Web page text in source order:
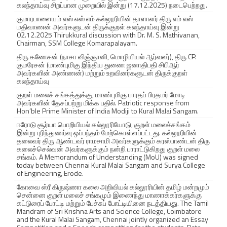
கலந்தாய்வு சிறப்பான முறையில் இன்று (17.12.2025) நடைபெற்றது.
குமாரபாளையம் எஸ் எஸ் எம் கல்லூரியின் தாளாளர் திரு எம் எஸ்
மதிவாணன் அவர்களுடன் திருக்குறள் கலந்தாய்வு இன்று
02.12.2025 Thirukkural discussion with Dr. M. S. Mathivanan,
Chairman, SSM College Komarapalayam.
திரு கணேசன் (நாசா விஞ்ஞானி, மொழியியல் ஆர்வலர்), திரு CP.
குமரேசன் (மாண்புமிகு இந்திய துணை ஜனாதிபதி சிபிஆர்
அவர்களின் அண்ணன்) மற்றும் உறவினர்களுடன் திருக்குறள்
கலந்தாய்வு
குறள் மலைச் சங்கத்துக்கு, மாண்புமிகு பாரதப் பிரதமர் மோடி
அவர்களின் தேசப்பற்று மிக்க பதில். Patriotic response from
Hon’ble Prime Minister of India Modiji to Kural Malai Sangam.
ஈரோடு சூர்யா பொறியியல் கல்லூரியோடு, குறள் மலைச்சங்கம்
இன்று புரிந்துணர்வு ஒப்பந்தம் மேற்கொள்ளப்பட்டது. கல்லூரியின்
தலைவர் திரு ஆண்டவர் ராமசாமி அவர்களுக்கும் கரஸ்பாண்டன் திரு
கலைச்செல்வன் அவர்களுக்கும் நன்றி பாராட்டுகிறது குறள் மலை
சங்கம். A Memorandum of Understanding (MoU) was signed
today between Chennai Kural Malai Sangam and Surya College
of Engineering, Erode.
கோவை ஸ்ரீ கிருஷ்ணா கலை அறிவியல் கல்லூரியின் தமிழ் மன்றமும்
சென்னை குறள் மலைச் சங்கமும் இணைந்து மாணாக்கர்களுக்கு
கட்டுரைப் போட்டி மற்றும் பேச்சுப் போட்டியினை நடத்தியது. The Tamil
Mandram of Sri Krishna Arts and Science College, Coimbatore
and the Kural Malai Sangam, Chennai jointly organized an Essay